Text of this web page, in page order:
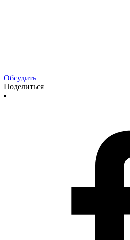
Обсудить
Поделиться